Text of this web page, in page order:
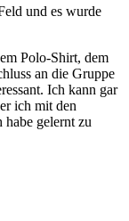
und es wurde
Polo-Shirt, dem
an die Gruppe
Ich kann gar
ich mit den
gelernt zu